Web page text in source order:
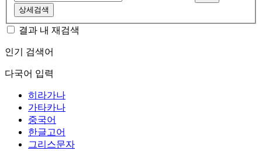
상세검색
결과 내 재검색
인기 검색어
다국어 입력
히라가나
가타카나
중국어
한글고어
그리스문자